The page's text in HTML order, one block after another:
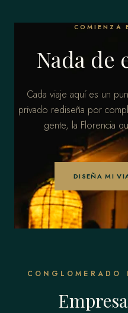
COMIENZA
Nada de
Cada viaje aquí es un
privado rediseña por
gente, la Florencia
DISEÑA MI
CONGLOMERADO